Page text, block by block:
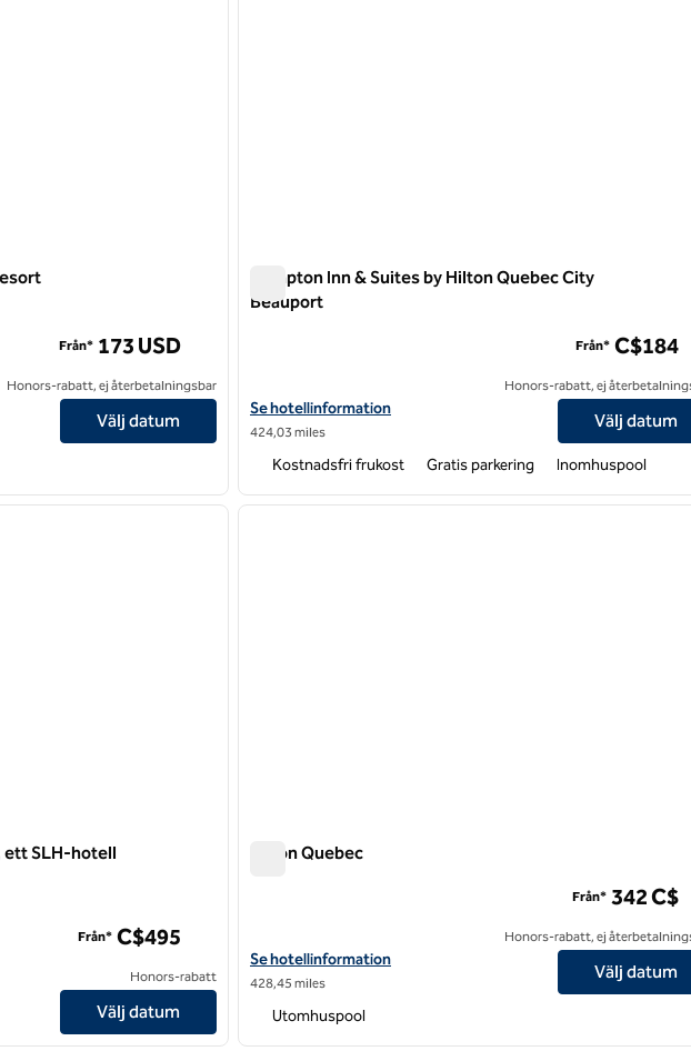
Hilton Quebec Resort
Från* 173 USD
Honors-rabatt, ej återbetalningsbar
Välj datum
Hampton Inn & Suites by Hilton Quebec City
Beauport
Visa hotelluppgifter för Hampton Inn & Suites by Hilton Quebec
Se hotellinformation
424,03 miles
Från* C$184
Honors-rabatt, ej
Välj datum
Kostnadsfri frukost Gratis parkering Inomhuspool
nästa bild
ett SLH-hotell
Hotel Particulier, ett SLH-hotell
Från* C$495
Honors-rabatt
Välj datum
1 av 12
Hilton Quebec
Visa hotelluppgifter för Hilton Quebec
Se hotellinformation
428,45 miles
Från* 342 C$
Honors-rabatt, ej
Välj datum
Utomhuspool
1/12